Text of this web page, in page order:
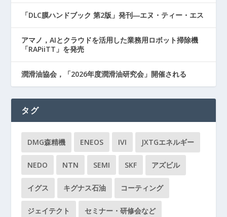
「DLC膜ハンドブック 第2版」発刊―エヌ・ティー・エス
アマノ，AIとクラウドを活用した業務用ロボット掃除機
「RAPiiTT」を発売
潤滑油協会，「2026年度潤滑油研究会」開催される
タグ
DMG森精機 ENEOS IVI JXTGエネルギー
NEDO NTN SEMI SKF アズビル
イグス キグナス石油 コーティング
ジェイテクト セミナー・研修会など